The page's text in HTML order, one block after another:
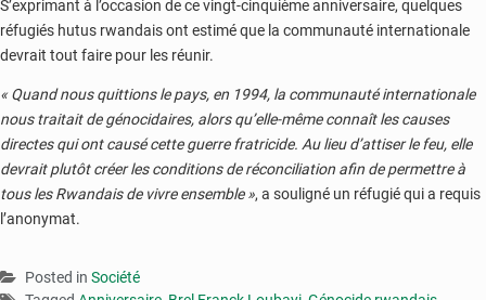
S’exprimant à l’occasion de ce vingt-cinquième anniversaire, quelques
réfugiés hutus rwandais ont estimé que la communauté internationale
devrait tout faire pour les réunir.
« Quand nous quittions le pays, en 1994, la communauté internationale
nous traitait de génocidaires, alors qu’elle-même connaît les causes
directes qui ont causé cette guerre fratricide. Au lieu d’attiser le feu, elle
devrait plutôt créer les conditions de réconciliation afin de permettre à
tous les Rwandais de vivre ensemble », a souligné un réfugié qui a requis
l’anonymat.
Posted in Société